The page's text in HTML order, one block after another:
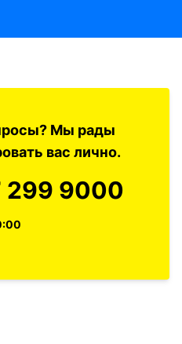
Мы рады
вас лично.
299 9000